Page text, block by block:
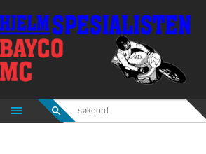
til
innholdet